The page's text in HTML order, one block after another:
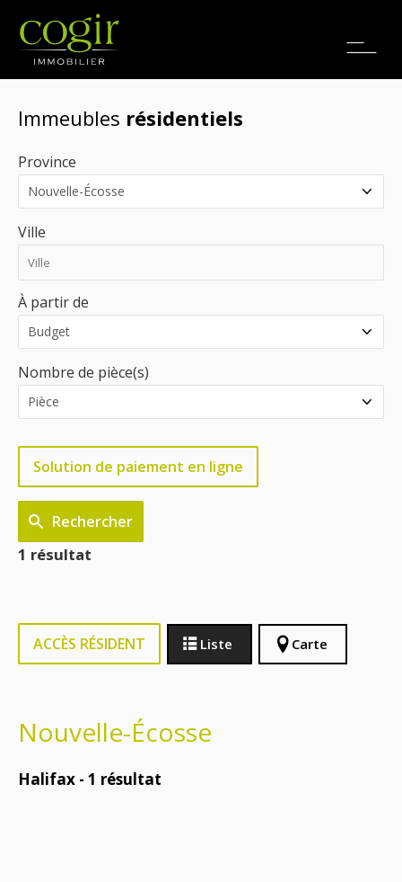
Emplois
Immeubles résidentiels
Province
Ville
À partir de
Nombre de pièce(s)
Solution de paiement en ligne
Rechercher
1 résultat
ACCÈS RÉSIDENT Liste Carte
Nouvelle-Écosse
Halifax - 1 résultat